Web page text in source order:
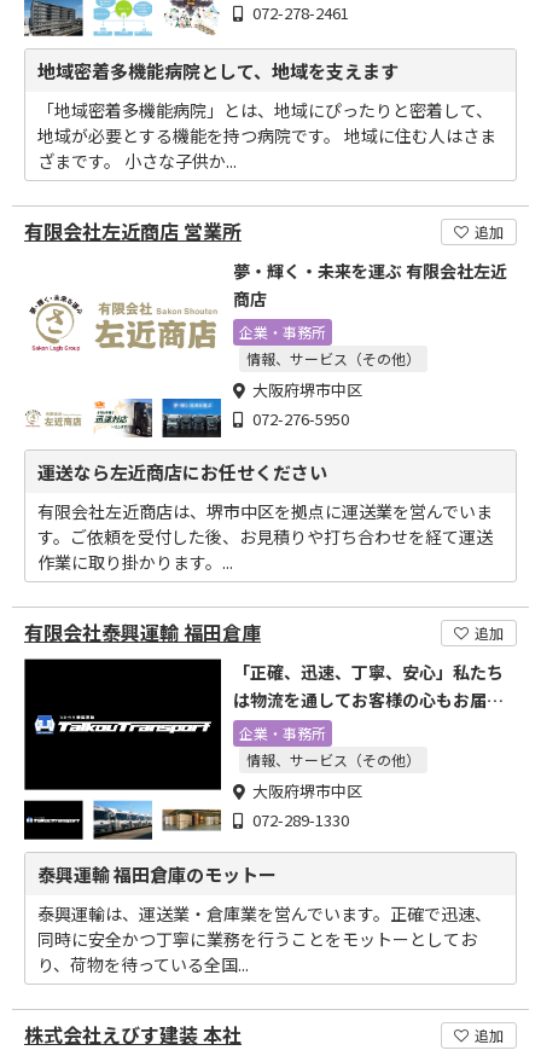
072-278-2461
地域密着多機能病院として、地域を支えます
「地域密着多機能病院」とは、地域にぴったりと密着して、
地域が必要とする機能を持つ病院です。 地域に住む人はさま
ざまです。 小さな子供か...
有限会社左近商店 営業所 追加
夢・輝く・未来を運ぶ 有限会社左近
商店
企業・事務所
情報、サービス（その他）
大阪府堺市中区
072-276-5950
運送なら左近商店にお任せください
有限会社左近商店は、堺市中区を拠点に運送業を営んでいま
す。ご依頼を受付した後、お見積りや打ち合わせを経て運送
作業に取り掛かります。...
有限会社泰興運輸 福田倉庫 追加
「正確、迅速、丁寧、安心」私たち
は物流を通してお客様の心もお届け
します
企業・事務所
情報、サービス（その他）
大阪府堺市中区
072-289-1330
泰興運輸 福田倉庫のモットー
泰興運輸は、運送業・倉庫業を営んでいます。正確で迅速、
同時に安全かつ丁寧に業務を行うことをモットーとしてお
り、荷物を待っている全国...
株式会社えびす建装 本社 追加